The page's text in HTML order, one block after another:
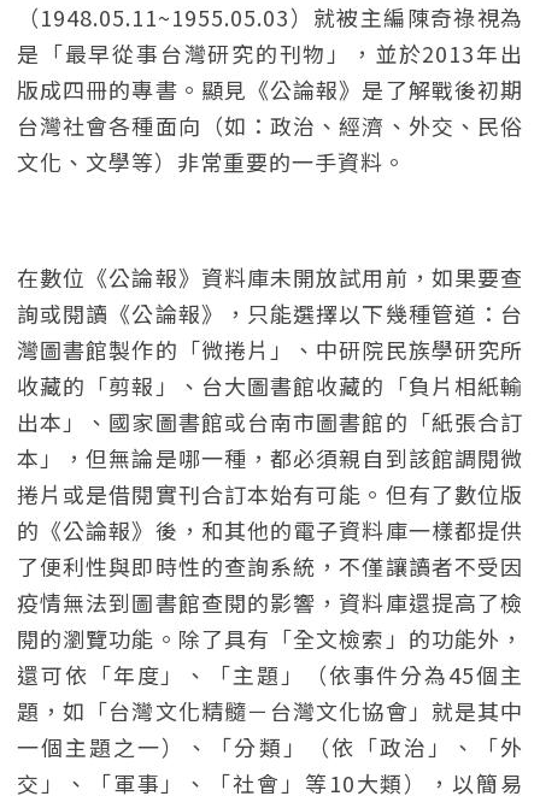
（1948.05.11~1955.05.03）就被主編陳奇祿視為
是「最早從事台灣研究的刊物」，並於2013年出
版成四冊的專書。顯見《公論報》是了解戰後初期
台灣社會各種面向（如：政治、經濟、外交、民俗
文化、文學等）非常重要的一手資料。
在數位《公論報》資料庫未開放試用前，如果要查
詢或閱讀《公論報》，只能選擇以下幾種管道：台
灣圖書館製作的「微捲片」、中研院民族學研究所
收藏的「剪報」、台大圖書館收藏的「負片相紙輸
出本」、國家圖書館或台南市圖書館的「紙張合訂
本」，但無論是哪一種，都必須親自到該館調閱微
捲片或是借閱實刊合訂本始有可能。但有了數位版
的《公論報》後，和其他的電子資料庫一樣都提供
了便利性與即時性的查詢系統，不僅讓讀者不受因
疫情無法到圖書館查閱的影響，資料庫還提高了檢
閱的瀏覽功能。除了具有「全文檢索」的功能外，
還可依「年度」、「主題」（依事件分為45個主
題，如「台灣文化精髓－台灣文化協會」就是其中
一個主題之一）、「分類」（依「政治」、「外
交」、「軍事」、「社會」等10大類），以簡易